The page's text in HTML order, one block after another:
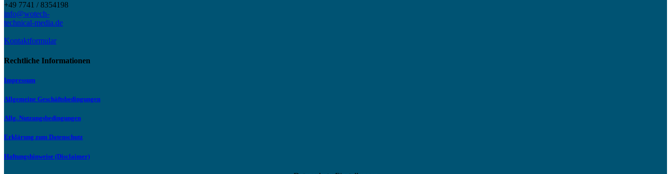
+49 7741 / 8354198
info@wotech-
technical-media.de
Kontaktformular
Rechtliche Informationen
Impressum
Allgemeine Geschäftsbedingungen
Allg. Nutzungsbedingungen
Erklärung zum Datenschutz
Haftungshinweise (Disclaimer)